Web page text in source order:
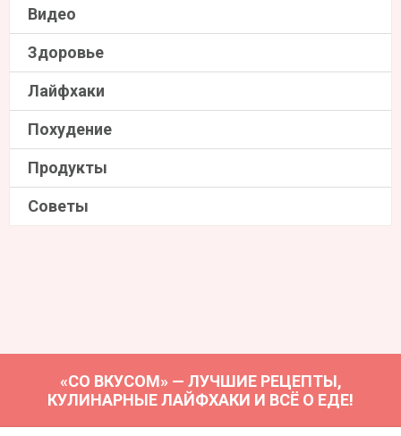
Видео
Здоровье
Лайфхаки
Похудение
Продукты
Советы
«СО ВКУСОМ» — ЛУЧШИЕ РЕЦЕПТЫ,
КУЛИНАРНЫЕ ЛАЙФХАКИ И ВСЁ О ЕДЕ!